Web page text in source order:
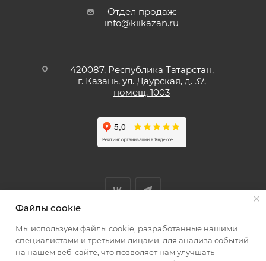
Отдел продаж:
info@kiikazan.ru
420087, Республика Татарстан,
г. Казань, ул. Даурская, д. 37,
помещ. 1003
Мы принимаем к оплате
Файлы cookie
Мы используем файлы cookie, разработанные нашими
специалистами и третьими лицами, для анализа событий
на нашем веб-сайте, что позволяет нам улучшать